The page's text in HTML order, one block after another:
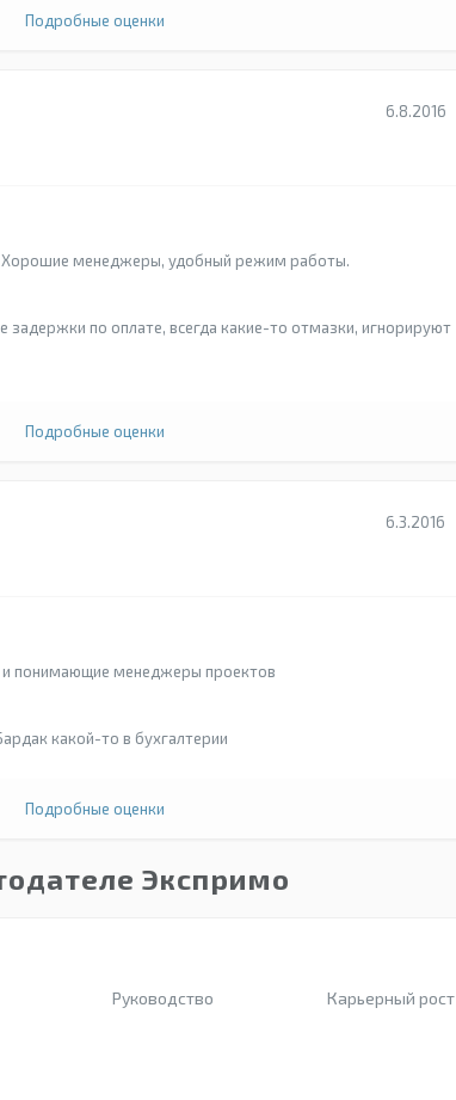
Подробные оценки
6.8.2016
Хорошие менеджеры, удобный режим работы.
по оплате, всегда какие-то отмазки, игнорируют
Подробные оценки
6.3.2016
и понимающие менеджеры проектов
какой-то в бухгалтерии
Подробные оценки
Экспримо
Руководство Карьерный рост